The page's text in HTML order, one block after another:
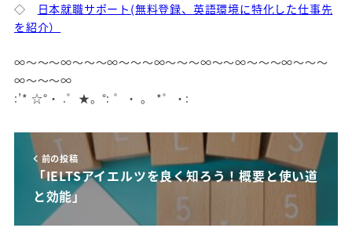
◇
日本就職サポート(無料登録、英語環境に特化した仕事先
を紹介）
∞～～～∞～～～∞～～～∞～～～∞～～∞～～～∞～～～
∞～～～∞
:’* ☆°・ .゜★。°: ゜・ 。 *゜・:
前の投稿
「IELTSアイエルツを良く知ろう！概要と使い道
と効能」